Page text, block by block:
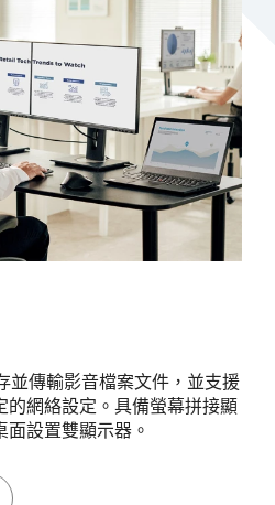
並傳輸影音檔案文件，並支援
的網絡設定。具備螢幕拼接顯
設置雙顯示器。